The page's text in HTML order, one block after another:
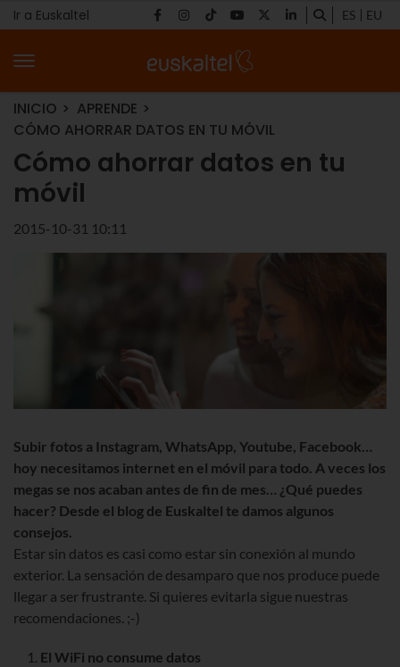
Ir a Euskaltel ES EU
INICIO
APRENDE
CÓMO AHORRAR DATOS EN TU MÓVIL
Cómo ahorrar datos en tu
móvil
2015-10-31 10:11
Subir fotos a Instagram, WhatsApp, Youtube, Facebook…
hoy necesitamos internet en el móvil para todo. A veces los
megas se nos acaban antes de fin de mes… ¿Qué puedes
hacer? Desde el blog de Euskaltel te damos algunos
consejos.
Estar sin datos es casi como estar sin conexión al mundo
exterior. La sensación de desamparo que nos produce puede
llegar a ser frustrante. Si quieres evitarla sigue nuestras
recomendaciones. ;-)
El WiFi no consume datos